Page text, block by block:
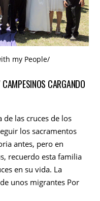
my People/
CARGANDO
de las cruces de los
los sacramentos
antes, pero en
recuerdo esta familia
en su vida. La
unos migrantes Por